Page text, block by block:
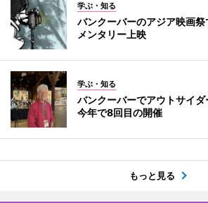
学ぶ・知る
バンクーバーのアジア映画
メンタリー上映
学ぶ・知る
バンクーバーでアウトサイ
今年で8回目の開催
もっと見る